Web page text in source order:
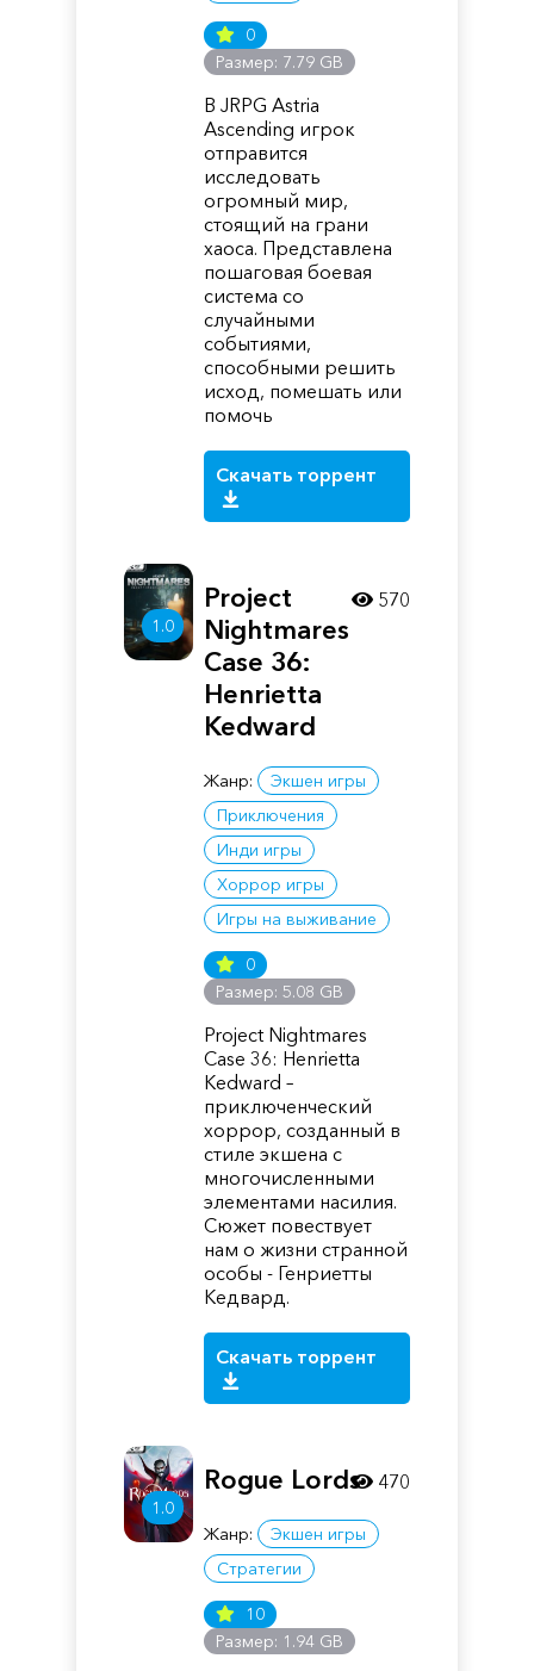
0
Размер: 7.79 GB
В JRPG Astria
Ascending игрок
отправится
исследовать
огромный мир,
стоящий на грани
хаоса. Представлена
пошаговая боевая
система со
случайными
событиями,
способными решить
исход, помешать или
помочь
Скачать торрент
1.0
Project
Nightmares
Case 36:
Henrietta
Kedward
Жанр:
Экшен игры
Приключения
Инди игры
Хоррор игры
Игры на выживание
0
Размер: 5.08 GB
Project Nightmares
Case 36: Henrietta
Kedward –
приключенческий
хоррор, созданный в
стиле экшена с
многочисленными
элементами насилия.
Сюжет повествует
нам о жизни странной
особы - Генриетты
Кедвард.
Скачать торрент
570
1.0
Rogue Lords
Жанр:
Экшен игры
Стратегии
10
Размер: 1.94 GB
470